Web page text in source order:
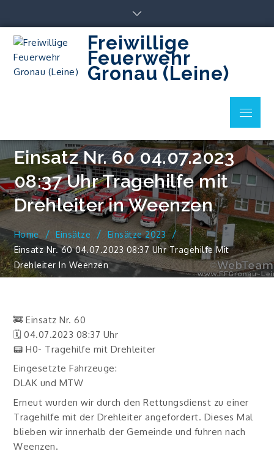
content
Freiwillige
Feuerwehr
Gronau (Leine)
Menu
Einsatz Nr. 60 04.07.2023
08:37 Uhr Tragehilfe mit
Drehleiter in Weenzen
Home Einsätze
Einsätze 2023
Einsatz Nr. 60 04.07.2023 08:37 Uhr Tragehilfe Mit
Drehleiter In Weenzen
🚒 Einsatz Nr. 60
🗓 04.07.2023 08:37 Uhr
📟 H0- Tragehilfe mit Drehleiter
Eingesetzte Fahrzeuge:
DLAK und MTW
Erneut wurden wir durch den Rettungsdienst zu einer
Tragehilfe mit der Drehleiter angefordert. Dieses Mal
blieben wir innerhalb der Gemeinde und fuhren nach
Weenzen.